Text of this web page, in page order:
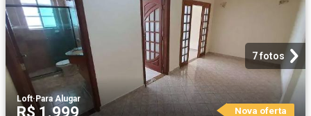
7 fotos
Loft·Para Alugar
R$ 1.999 Nova oferta